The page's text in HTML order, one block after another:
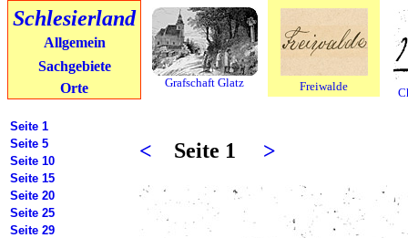
Freiwalde
Grafschaft Glatz
Schlesierland
Allgemein
Sachgebiete
Orte
Seite 1
Seite 5
Seite 10
Seite 15
Seite 20
Seite 25
Seite 29
< Seite 1 >